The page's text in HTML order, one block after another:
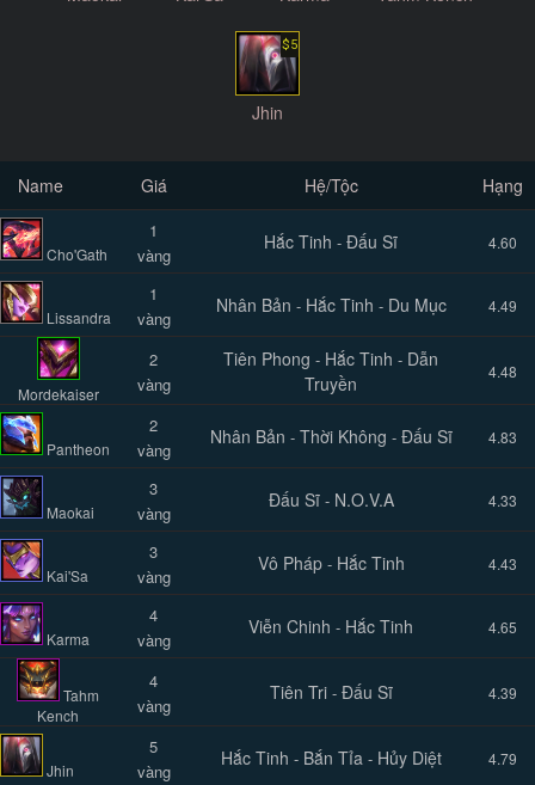
$5
Jhin
Name Giá Hệ/Tộc Hạng
Cho'Gath
1
vàng
Hắc Tinh - Đấu Sĩ 4.60
Lissandra
1
vàng
Nhân Bản - Hắc Tinh - Du Mục 4.49
Mordekaiser
2
vàng
Tiên Phong - Hắc Tinh - Dẫn
Truyền
4.48
Pantheon
2
vàng
Nhân Bản - Thời Không - Đấu Sĩ 4.83
Maokai
3
vàng
Đấu Sĩ- N.O.V.A 4.33
Kai'Sa
3
vàng
Vô Pháp- Hắc Tinh 4.43
Karma
4
vàng
Viễn Chinh - Hắc Tinh 4.65
Tahm
Kench
4
vàng
Tiên Tri- Đấu Sĩ 4.39
Jhin
5
vàng
Hắc Tinh - Bắn Tỉa- Hủy Diệt 4.79